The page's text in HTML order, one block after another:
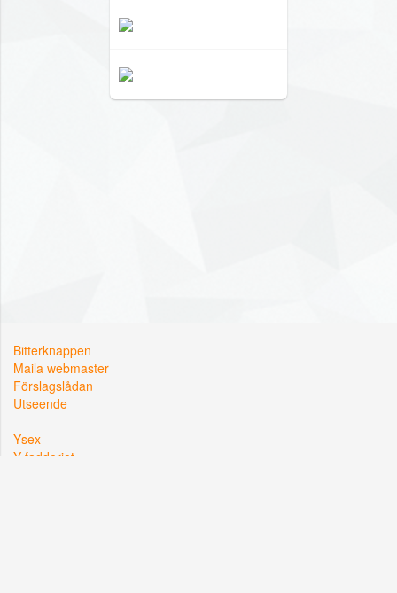
Bitterknappen
Maila webmaster
Förslagslådan
Utseende
Ysex
Y-fadderiet